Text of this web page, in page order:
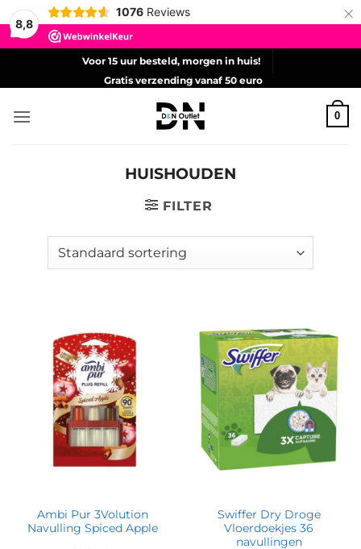
8,8
1076 Reviews ×
Voor 15 uur besteld, morgen in huis!
Gratis verzending vanaf 50 euro
0
HUISHOUDEN
FILTER
Ambi Pur 3Volution
Navulling Spiced Apple
Swiffer Dry Droge
Vloerdoekjes 36
navullingen